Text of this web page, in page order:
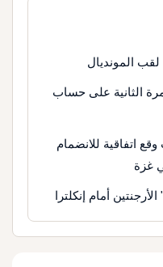
لقب المونديال
الثانية على حساب
اتفاقية للانضمام
غزة
أمام إنكلترا